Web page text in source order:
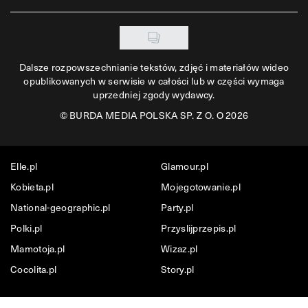
Dalsze rozpowszechnianie tekstów, zdjęć i materiałów wideo
opublikowanych w serwisie w całości lub w części wymaga
uprzedniej zgody wydawcy.
©BURDA MEDIA POLSKA SP. Z O. O 2026
Elle.pl
Glamour.pl
Kobieta.pl
Mojegotowanie.pl
National-geographic.pl
Party.pl
Polki.pl
Przyslijprzepis.pl
Mamotoja.pl
Wizaz.pl
Cocolita.pl
Story.pl